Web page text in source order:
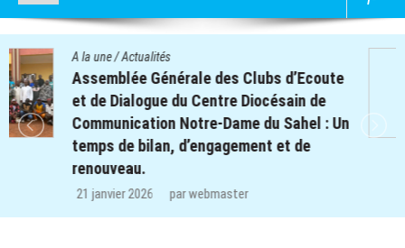
A la une/Actualités
Quatre cent soixante-deux (462) enfants
des clubs d’écoute du projet REPERE
retrouvent le chemin de l’école dans les
régions de Koulsé et de Yaadga.
29 décembre 2025